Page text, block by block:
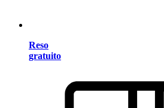
Reso
gratuito